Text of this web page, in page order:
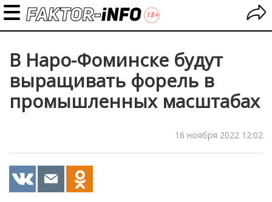
В Наро-Фоминске будут
выращивать форель в
промышленных масштабах
16 ноября 2022 12:02